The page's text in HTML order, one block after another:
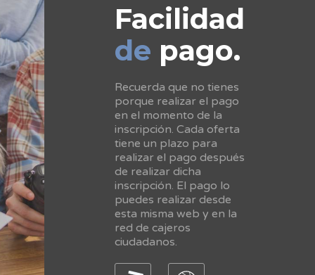
Facilidad
de pago.
Recuerda que no tienes
porque realizar el pago
en el momento de la
inscripción. Cada oferta
tiene un plazo para
realizar el pago después
de realizar dicha
inscripción. El pago lo
puedes realizar desde
esta misma web y en la
red de cajeros
ciudadanos.